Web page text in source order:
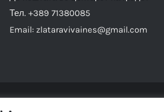
Тел. +389 71380085
Email: zlataravivaines@gmail.com